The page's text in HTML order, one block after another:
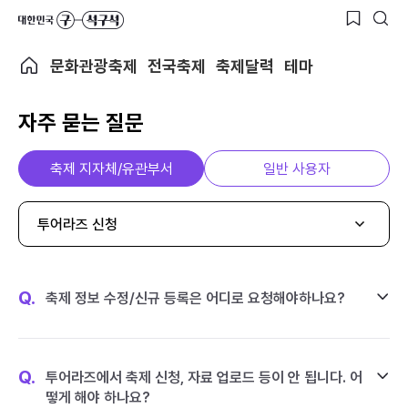
문화관광축제 전국축제 축제달력 테마
자주 묻는 질문
축제 지자체/유관부서 일반 사용자
투어라즈 신청
Q. 축제 정보 수정/신규 등록은 어디로 요청해야하나요?
Q.
투어라즈에서 축제 신청, 자료 업로드 등이 안 됩니다. 어
떻게 해야 하나요?